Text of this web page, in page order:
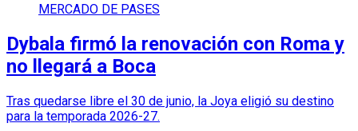
MERCADO DE PASES
Dybala firmó la renovación con Roma y
no llegará a Boca
Tras quedarse libre el 30 de junio, la Joya eligió su destino
para la temporada 2026-27.